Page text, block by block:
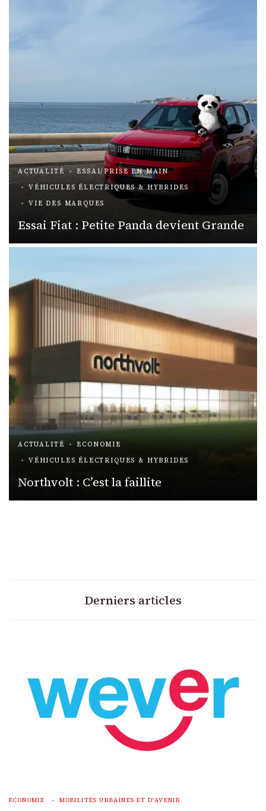
ACTUALITÉ
ESSAI/PRISE EN MAIN
VÉHICULES ÉLECTRIQUES & HYBRIDES
VIE DES MARQUES
Essai Fiat : Petite Panda devient Grande
ACTUALITÉ
ECONOMIE
VÉHICULES ÉLECTRIQUES & HYBRIDES
Northvolt : C’est la faillite
Derniers articles
ECONOMIE MOBILITÉS URBAINES ET D'AVENIR